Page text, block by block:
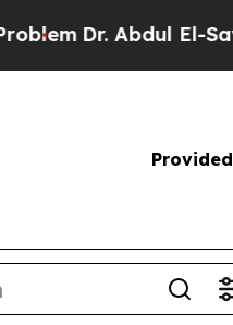
Dr. Abdul El-Sayed on